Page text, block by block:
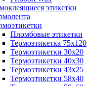
этикетки
Пломбовые этикетки
Термоэтикетка 75х120
Термоэтикетки 30х20
Термоэтикетки 40х30
Термоэтикетки 43х25
Термоэтикетки 58х40